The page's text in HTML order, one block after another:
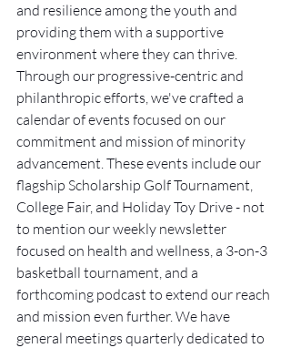
and resilience among the youth and
providing them with a supportive
environment where they can thrive.
Through our progressive-centric and
philanthropic efforts, we've crafted a
calendar of events focused on our
commitment and mission of minority
advancement. These events include our
flagship Scholarship Golf Tournament,
College Fair, and Holiday Toy Drive - not
to mention our weekly newsletter
focused on health and wellness, a 3-on-3
basketball tournament, and a
forthcoming podcast to extend our reach
and mission even further. We have
general meetings quarterly dedicated to